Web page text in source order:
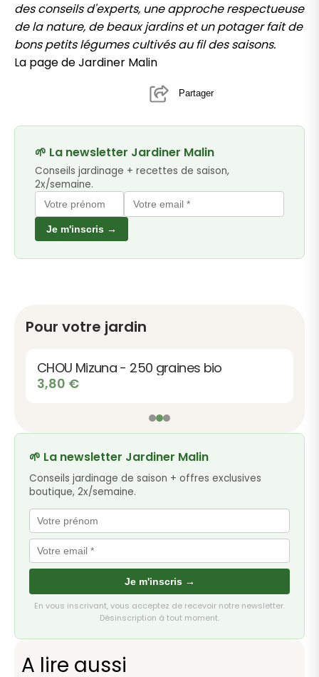
des conseils d'experts, une approche respectueuse
de la nature, de beaux jardins et un potager fait de
bons petits légumes cultivés au fil des saisons.
La page de Jardiner Malin
Partager
🌱 La newsletter Jardiner Malin
Conseils jardinage + recettes de saison,
2x/semaine.
Je m'inscris →
Pour votre jardin
CHOU Mizuna - 250 graines bio
3,80 €
🌱 La newsletter Jardiner Malin
Conseils jardinage de saison + offres exclusives
boutique, 2x/semaine.
Je m'inscris →
En vous inscrivant, vous acceptez de recevoir notre newsletter.
Désinscription à tout moment.
A lire aussi